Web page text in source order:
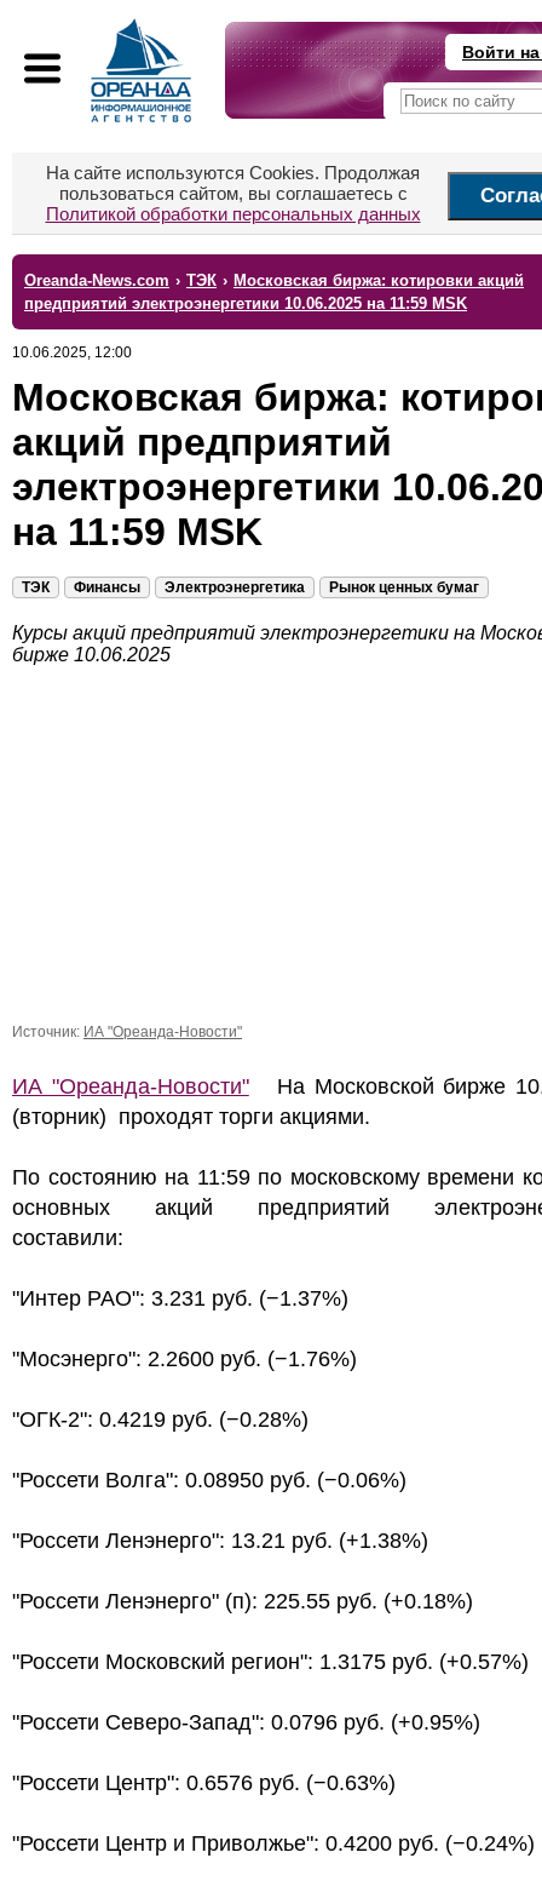
Войти
На сайте используются Cookies. Продолжая
пользоваться сайтом, вы соглашаетесь с
Политикой обработки персональных данных
Oreanda-News.com › ТЭК › Московская биржа: котировки акций
предприятий электроэнергетики 10.06.2025 на 11:59 MSK
10.06.2025, 12:00
Московская биржа:
акций предприятий
электроэнергетики
на 11:59 MSK
ТЭК Финансы Электроэнергетика Рынок ценных бумаг
Курсы акций предприятий электроэнергетики на
бирже 10.06.2025
Источник: ИА "Ореанда-Новости"
ИА "Ореанда-Новости"На Московской бирже
(вторник) проходят торги акциями.
По состоянию на 11:59 по московскому времени
основных акций предприятий
составили:
"Интер РАО": 3.231 руб. (−1.37%)
"Мосэнерго": 2.2600 руб. (−1.76%)
"ОГК-2": 0.4219 руб. (−0.28%)
"Россети Волга": 0.08950 руб. (−0.06%)
"Россети Ленэнерго": 13.21 руб. (+1.38%)
"Россети Ленэнерго" (п): 225.55 руб. (+0.18%)
"Россети Московский регион": 1.3175 руб. (+0.57%)
"Россети Северо-Запад": 0.0796 руб. (+0.95%)
"Россети Центр": 0.6576 руб. (−0.63%)
"Россети Центр и Приволжье": 0.4200 руб. (−0.24%)